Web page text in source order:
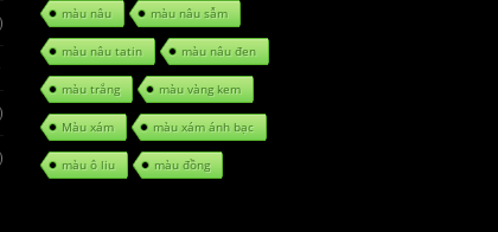
màu nâu màu nâu sẫm
màu nâu tatin màu nâu đen
màu trắng màu vàng kem
Màu xám màu xám ánh bạc
màu ô liu màu đồng